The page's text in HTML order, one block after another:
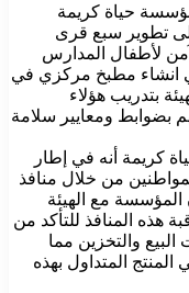
حياة كريمة
تطوير سبع قرى
لأطفال المدارس
انشاء مطبخ مركزي في
بتدريب هؤلاء
بضوابط ومعايير سلامة
كريمة أنه في إطار
من خلال منافذ
المؤسسة مع الهيئة
هذه المنافذ للتأكد من
والتخزين مما
المتداول بهذه